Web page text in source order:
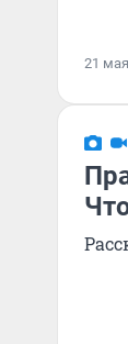
21